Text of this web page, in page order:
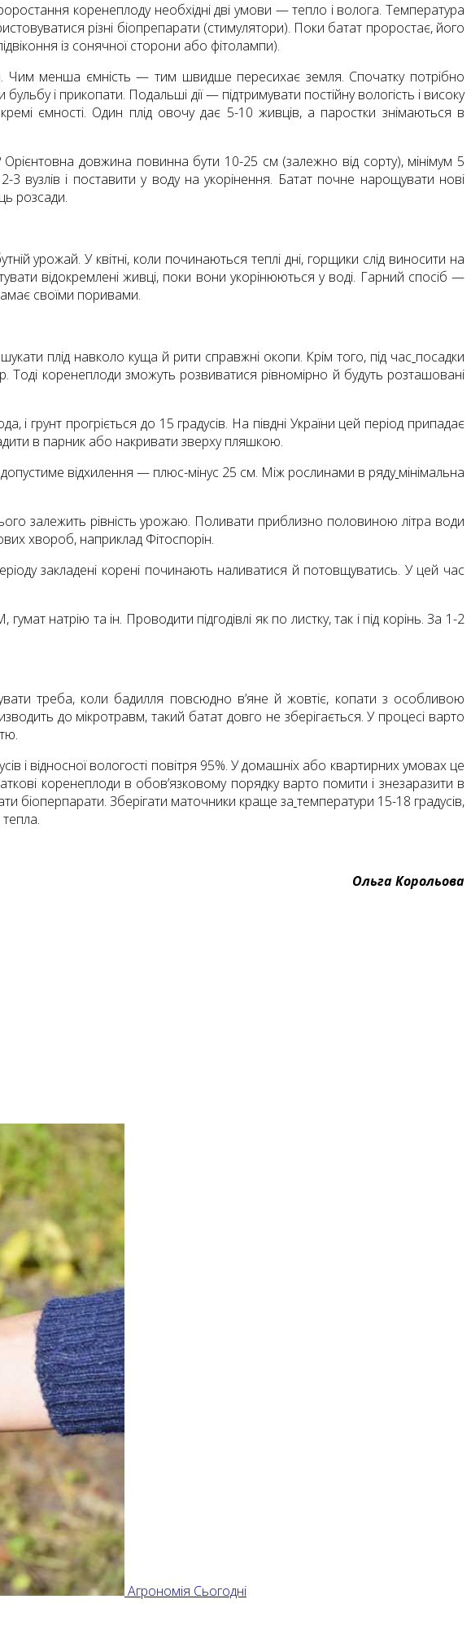
коренеплоду необхідні дві умови — тепло і волога. Температура
різні біопрепарати (стимулятори). Поки батат проростає, його
із сонячної сторони або фітолампи).
Чим менша ємність — тим швидше пересихає земля. Спочатку потрібно
і прикопати. Подальші дії — підтримувати постійну вологість і високу
ємності. Один плід овочу дає 5-10 живців, а паростки знімаються в
довжина повинна бути 10-25 см (залежно від сорту), мінімум 5
3 вузлів і поставити у воду на укорінення. Батат почне нарощувати нові
розсади.
урожай. У квітні, коли починаються теплі дні, горщики слід виносити на
відокремлені живці, поки вони укорінюються у воді. Гарний спосіб —
своїми поривами.
плід навколо куща й рити справжні окопи. Крім того, під час посадки
Тоді коренеплоди зможуть розвиватися рівномірно й будуть розташовані
грунт прогріється до 15 градусів. На півдні України цей період припадає
в парник або накривати зверху пляшкою.
допустиме відхилення — плюс-мінус 25 см. Між рослинами в ряду мінімальна
залежить рівність урожаю. Поливати приблизно половиною літра води
хвороб, наприклад Фітоспорін.
закладені корені починають наливатися й потовщуватись. У цей час
натрію та ін. Проводити підгодівлі як по листку, так і під корінь. За 1-2
треба, коли бадилля повсюдно в’яне й жовтіє, копати з особливою
до мікротравм, такий батат довго не зберігається. У процесі варто
і відносної вологості повітря 95%. У домашніх або квартирних умовах це
коренеплоди в обов’язковому порядку варто помити і знезаразити в
біоперпарати. Зберігати маточники краще за температури 15-18 градусів,
Ольга Корольова
Агрономія Сьогодні